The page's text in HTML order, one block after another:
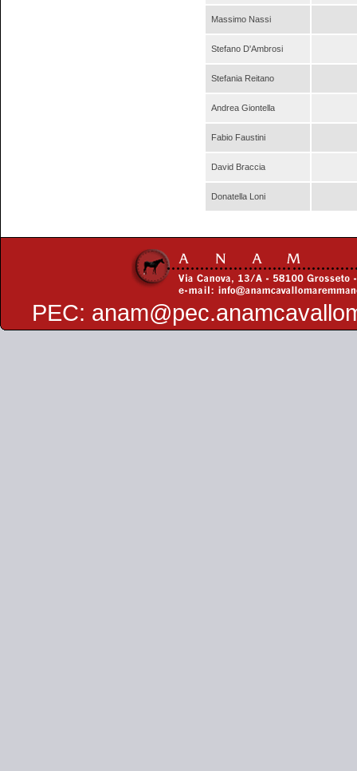
Massimo Nassi
Stefano D'Ambrosi
Stefania Reitano
Andrea Giontella
Fabio Faustini
David Braccia
Donatella Loni
PEC: